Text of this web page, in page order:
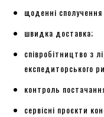
щоденні
швидка доставка;
співробітництво з
експедиторського
контроль
сервісні проєкти